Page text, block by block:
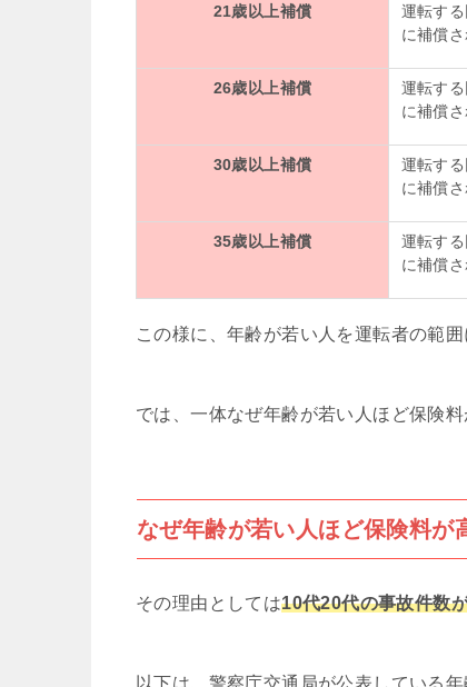
21歳以上補償
運転す
に補償
26歳以上補償
運転す
に補償
30歳以上補償
運転す
に補償
35歳以上補償
運転す
に補償
この様に、年齢が若い人を運転者の範
では、一体なぜ年齢が若い人ほど保険
なぜ年齢が若い人ほど保険料が
その理由としては10代20代の事故件数
以下は、警察庁交通局が公表している